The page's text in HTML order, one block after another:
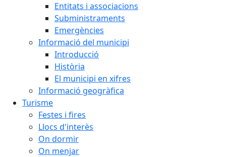
Entitats i associacions
Subministraments
Emergències
Informació del municipi
Introducció
Història
El municipi en xifres
Informació geogràfica
Turisme
Festes i fires
Llocs d'interès
On dormir
On menjar